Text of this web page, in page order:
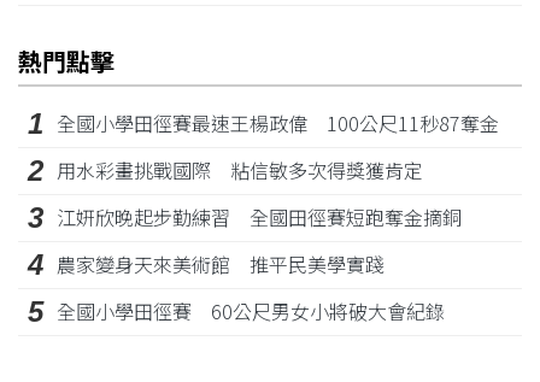
熱門點擊
1 全國小學田徑賽最速王楊政偉 100公尺11秒87奪金
2 用水彩畫挑戰國際 粘信敏多次得獎獲肯定
3 江姸欣晚起步勤練習 全國田徑賽短跑奪金摘銅
4 農家變身天來美術館 推平民美學實踐
5 全國小學田徑賽 60公尺男女小將破大會紀錄